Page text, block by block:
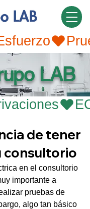
LAB
de tener
consultorio
en el consultorio
importante a
pruebas de
algo tan básico